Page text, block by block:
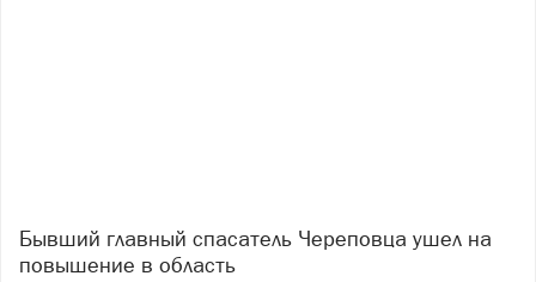
Бывший главный спасатель Череповца ушел на
повышение в область